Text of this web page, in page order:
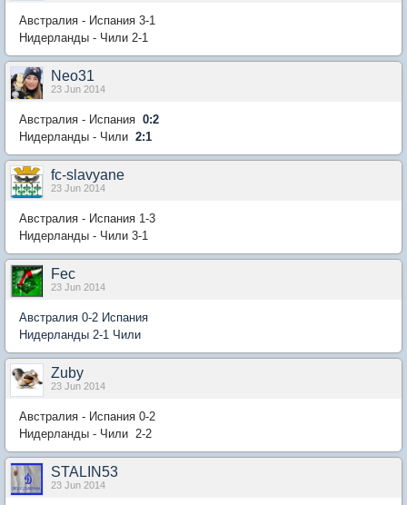
Австралия - Испания 3-1
Нидерланды - Чили 2-1
Neo31
23 Jun 2014
Австралия - Испания 0:2
Нидерланды - Чили 2:1
fc-slavyane
23 Jun 2014
Австралия - Испания 1-3
Нидерланды - Чили 3-1
Fec
23 Jun 2014
Австралия 0-2 Испания
Нидерланды 2-1 Чили
Zuby
23 Jun 2014
Австралия - Испания 0-2
Нидерланды - Чили 2-2
STALIN53
23 Jun 2014